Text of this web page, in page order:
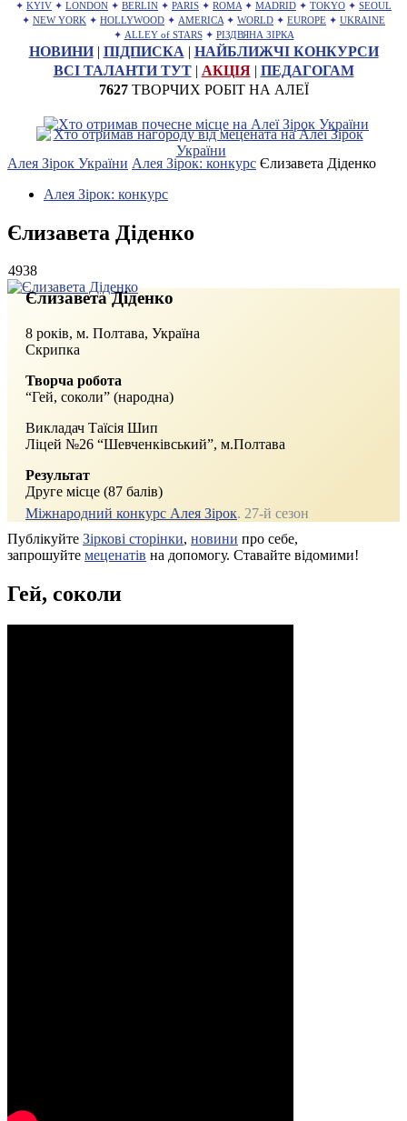
✦ KYIV ✦ LONDON ✦ BERLIN ✦ PARIS ✦ ROMA ✦ MADRID ✦ TOKYO ✦ SEOUL
✦ NEW YORK ✦ HOLLYWOOD ✦ AMERICA ✦ WORLD ✦ EUROPE ✦ UKRAINE
✦ ALLEY of STARS ✦ РІЗДВЯНА ЗІРКА
НОВИНИ| ПІДПИСКА | НАЙБЛИЖЧІ КОНКУРСИ
ВСІ ТАЛАНТИ ТУТ| АКЦІЯ| ПЕДАГОГАМ
7627ТВОРЧИХ РОБІТ НА АЛЕЇ
Алея Зірок України Алея Зірок: конкурс Єлизавета Діденко
Алея Зірок: конкурс
Єлизавета Діденко
4938
Єлизавета Діденко
8 років, м. Полтава, Україна
Скрипка
Творча робота
“Гей, соколи” (народна)
Викладач Таїсія Шип
Ліцей №26 “Шевченківський”, м.Полтава
Результат
Друге місце (87 балів)
Міжнародний конкурс Алея Зірок. 27‑й сезон
Публікуйте Зіркові сторінки, новини про себе,
запрошуйте меценатів на допомогу. Ставайте відомими!
Гей, соколи